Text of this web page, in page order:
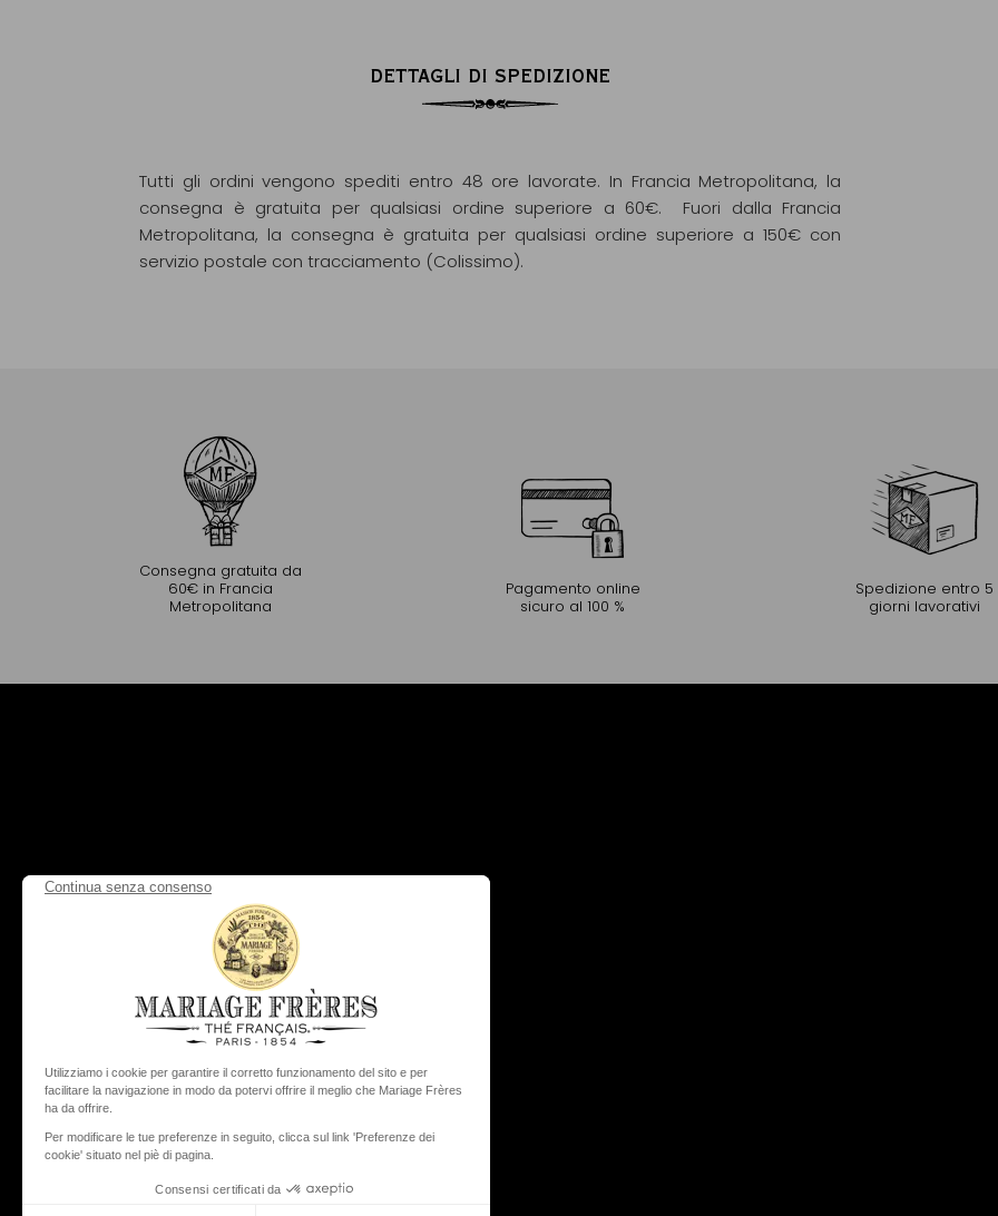
DETTAGLI DI SPEDIZIONE
Tutti gli ordini vengono spediti entro 48 ore lavorate. In Francia Metropolitana, la
consegna è gratuita per qualsiasi ordine superiore a 60€. Fuori dalla Francia
Metropolitana, la consegna è gratuita per qualsiasi ordine superiore a 150€ con
servizio postale con tracciamento (Colissimo).
Consegna gratuita da
60€ in Francia
Metropolitana
Pagamento online
sicuro al 100 %
Spedizione entro 5
giorni lavorativi